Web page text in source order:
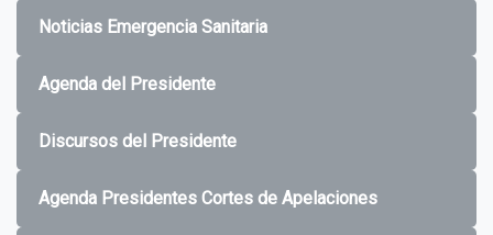
Noticias Emergencia Sanitaria
Agenda del Presidente
Discursos del Presidente
Agenda Presidentes Cortes de Apelaciones